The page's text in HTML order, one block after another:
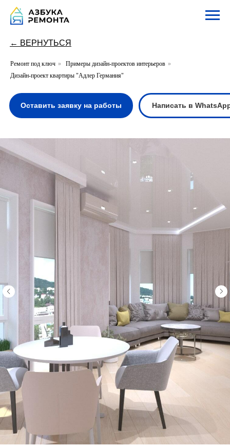
← ВЕРНУТЬСЯ
Ремонт под ключ » Примеры дизайн-проектов интерьеров »
Дизайн-проект квартиры "Адлер Германия"
Оставить заявку на работы Написать в WhatsApp